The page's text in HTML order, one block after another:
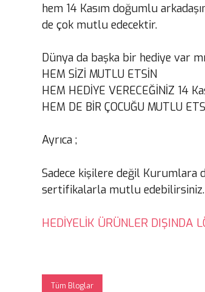
hem 14 Kasım doğumlu
de çok mutlu edecektir.
Dünya da başka bir hediye var
HEM SİZİ MUTLU ETSİN
HEM HEDİYE VERECEĞİNİZ 14
HEM DE BİR ÇOCUĞU MUTLU
Ayrıca ;
Sadece kişilere değil Kurumlara
sertifikalarla mutlu edebilirsiniz.
HEDİYELİK ÜRÜNLER DIŞINDA
Tüm Bloglar